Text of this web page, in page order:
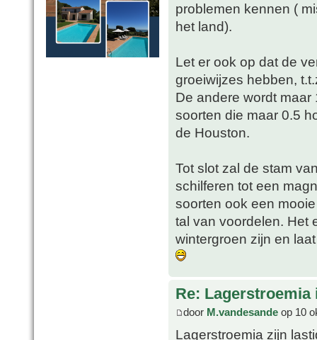
problemen kennen (
het land).
Let er ook op dat de
groeiwijzes hebben,
De andere wordt maar
soorten die maar 0.5
de Houston.
Tot slot zal de stam
schilferen tot een
soorten ook een
tal van voordelen. Het
wintergroen zijn en
Re:
door M.vandesande op 10
Lagerstroemia zijn